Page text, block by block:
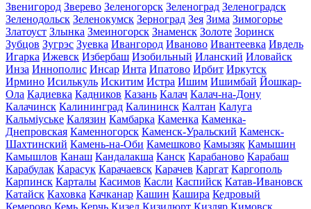
Звенигород Зверево Зеленогорск Зеленоград Зеленоградск
Зеленодольск Зеленокумск Зерноград Зея Зима Зимогорье
Златоуст Злынка Змеиногорск Знаменск Золоте Зоринск
Зубцов Зугрэс Зуевка Ивангород Иваново Ивантеевка Ивдель
Игарка Ижевск Избербаш Изобильный Иланский Иловайск
Инза Иннополис Инсар Инта Ипатово Ирбит Иркутск
Ирмино Исилькуль Искитим Истра Ишим Ишимбай Йошкар-
Ола Кадиевка Кадников Казань Калач Калач-на-Дону
Калачинск Калининград Калининск Калтан Калуга
Кальміуське Калязин Камбарка Каменка Каменка-
Днепровская Каменногорск Каменск-Уральский Каменск-
Шахтинский Камень-на-Оби Камешково Камызяк Камышин
Камышлов Канаш Кандалакша Канск Карабаново Карабаш
Карабулак Карасук Карачаевск Карачев Каргат Каргополь
Карпинск Карталы Касимов Касли Каспийск Катав-Ивановск
Катайск Каховка Качканар Кашин Кашира Кедровый
Кемерово Кемь Керчь Кизел Кизилюрт Кизляр Кимовск